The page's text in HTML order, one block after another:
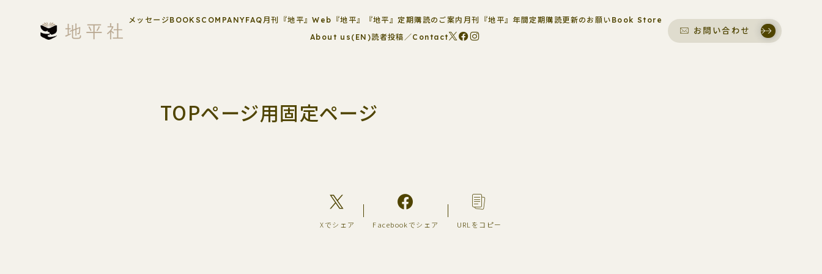
メッセージBOOKS COMPANYFAQ 月刊『地平』Web『地平』 『地平』定期購読のご案内 月刊『地平』年間定期購読更新のお願い Book Store
About us(EN)読者投稿／Contact
お問い合わせ
TOPページ用固定ページ
Xでシェア Facebookでシェア URLをコピー